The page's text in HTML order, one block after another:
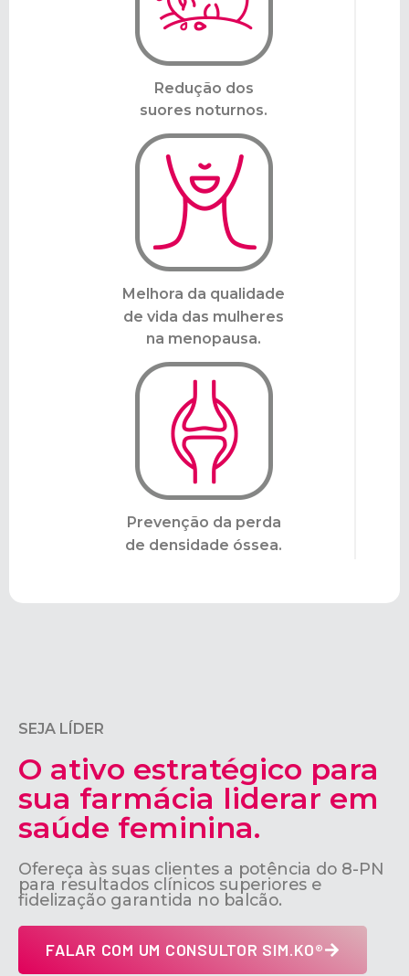
Redução dos
suores noturnos.
Melhora da qualidade
de vida das mulheres
na menopausa.
Prevenção da perda
de densidade óssea.
SEJA LÍDER
O ativo estratégico para
sua farmácia liderar em
saúde feminina.
Ofereça às suas clientes a potência do 8-PN
para resultados clínicos superiores e
fidelização garantida no balcão.
FALAR COM UM CONSULTOR SIM.KO®